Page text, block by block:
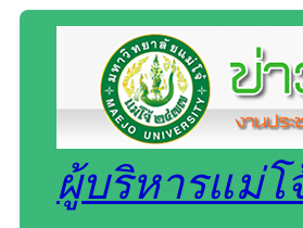
ผู้บริหารแม่โ